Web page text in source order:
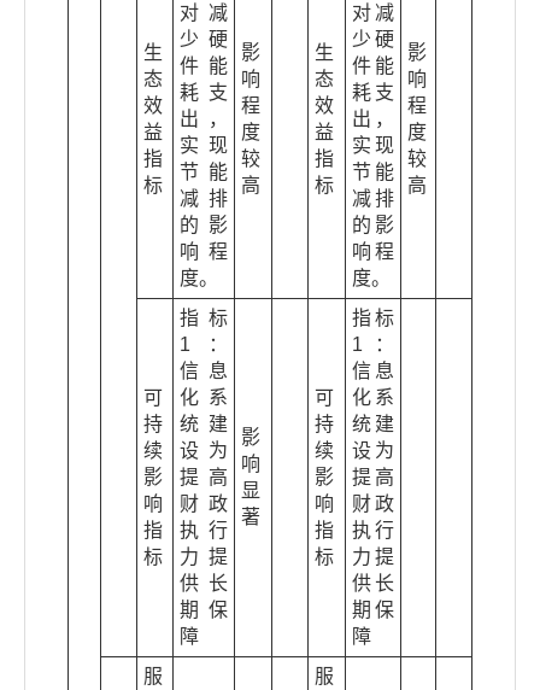
生
态
效
益
指
标
对减
少硬
件能
耗支
出，
实现
节能
减排
的影
响程
度。
影
响
程
度
较
高
生
态
效
益
指
标
对减
少硬
件能
耗支
出，
实现
节能
减排
的影
响程
度。
影
响
程
度
较
高
可
持
续
影
响
指
标
指标
1：
信息
化系
统建
设为
提高
财政
执行
力提
供长
期保
障
影
响
显
著
可
持
续
影
响
指
标
指标
1：
信息
化系
统建
设为
提高
财政
执行
力提
供长
期保
障
服
服